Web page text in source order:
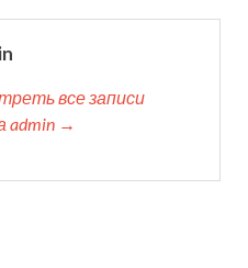
все записи
admin →